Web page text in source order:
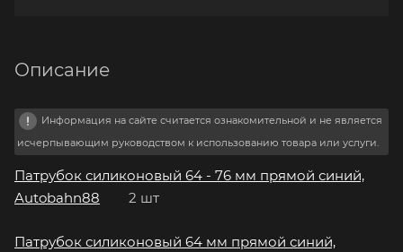
Описание
Информация на сайте считается ознакомительной и не является
исчерпывающим руководством к использованию товара или услуги.
Патрубок силиконовый 64 - 76 мм прямой синий,
Autobahn88 2 шт
Патрубок силиконовый 64 мм прямой синий,